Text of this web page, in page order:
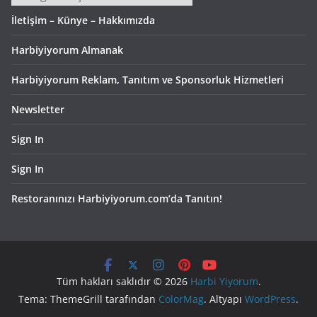
İletişim – Künye – Hakkımızda
Harbiyiyorum Almanak
Harbiyiyorum Reklam, Tanıtım ve Sponsorluk Hizmetleri
Newsletter
Sign In
Sign In
Restoranınızı Harbiyiyorum.com’da Tanıtın!
Tüm hakları saklıdır © 2026 Harbi Yiyorum.
Tema: ThemeGrill tarafından ColorMag. Altyapı WordPress.